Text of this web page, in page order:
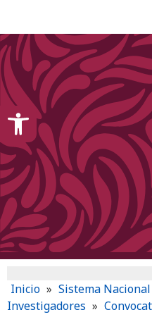
Inicio » Sistema
Investigadores »
Open toolbar